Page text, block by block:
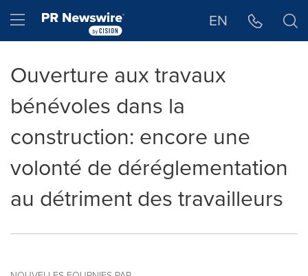
Hamburger menu EN
Ouverture aux travaux
bénévoles dans la
construction: encore une
volonté de déréglementation
au détriment des travailleurs